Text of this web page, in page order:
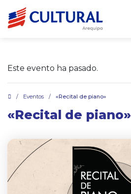
Este evento ha pasado.
/ Eventos / «Recital de piano»
«Recital de piano»